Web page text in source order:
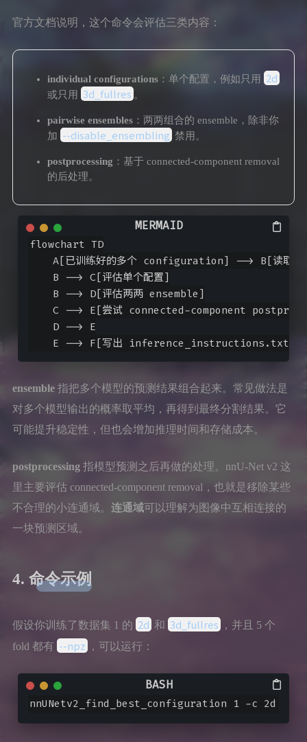
官方文档说明，这个命令会评估三类内容：
individual configurations：单个配置，例如只用 2d
或只用 3d_fullres 。
pairwise ensembles：两两组合的 ensemble，除非你
加 --disable_ensembling 禁用。
postprocessing ：基于 connected-component removal
的后处理。
flowchart TD
A[已训练好的多个 configuration] --> B[读取验
    B --> C[评估单个配置]
    B --> D[评估两两 ensemble]
C --> E[尝试 connected-component
    D --> E
ensemble指把多个模型的预测结果组合起来。常见做法是
对多个模型输出的概率取平均，再得到最终分割结果。它
可能提升稳定性，但也会增加推理时间和存储成本。
postprocessing 指模型预测之后再做的处理。nnU-Net v2 这
里主要评估 connected-component removal，也就是移除某些
不合理的小连通域。 连通域可以理解为图像中互相连接的
一块预测区域。
4. 命令示例
假设你训练了数据集 1 的 2d 和 3d_fullres
，并且 5 个
fold 都有 --npz ，可以运行：
nnUNetv2_find_best_configuration 1 -c 2d